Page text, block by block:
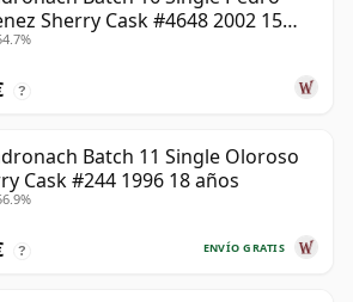
Sherry Cask #4648 2002 15
?
Batch 11 Single Oloroso
Cask #244 1996 18 años
ENVÍO GRATIS
?